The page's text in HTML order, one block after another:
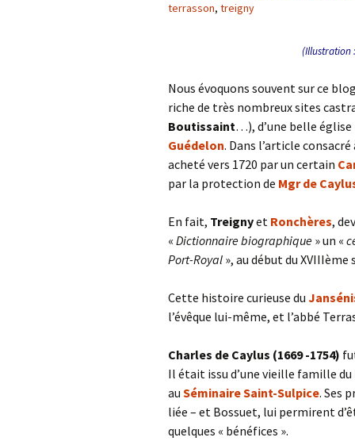
terrasson, treigny
(Illustration
Nous évoquons souvent sur ce
riche de très nombreux sites
Boutissaint…), d’une belle
Guédelon. Dans l’article
acheté vers 1720 par un certain
par la protection de Mgr de
En fait, Treignyet Ronchères,
« Dictionnaire biographique » un «
Port-Royal », au début du XVIIIème
Cette histoire curieuse du
l’évêque lui-même, et l’abbé
Charles de Caylus (1669 -1754)
Il était issu d’une vieille famille
au Séminaire Saint-Sulpice. Ses
liée – et Bossuet, lui permirent
quelques « bénéfices ».